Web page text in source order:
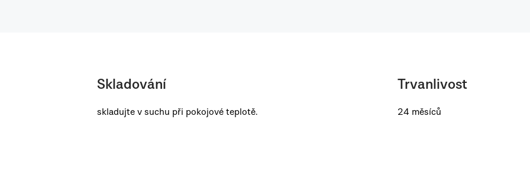
Skladování
skladujte v suchu při pokojové teplotě.
Trvanlivost
24 měsíců